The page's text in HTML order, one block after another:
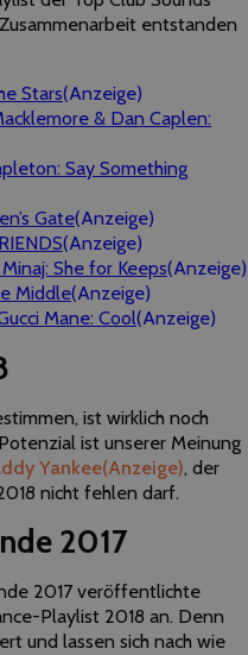
entstanden
Stars(Anzeige)
& Dan Caplen:
Say Something
Gate(Anzeige)
(Anzeige)
She for Keeps(Anzeige)
Middle(Anzeige)
Mane: Cool(Anzeige)
ist wirklich noch
ist unserer Meinung
Yankee(Anzeige), der
nicht fehlen darf.
2017
2017 veröffentlichte
Playlist 2018 an. Denn
und lassen sich nach wie